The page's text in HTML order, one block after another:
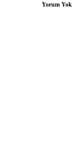
Yorum Yok